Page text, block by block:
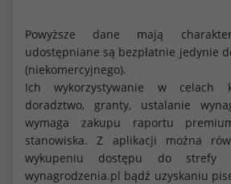
Powyższe dane mają
udostępniane są bezpłatnie jedynie
(niekomercyjnego).
Ich wykorzystywanie w celach
doradztwo, granty, ustalanie
wymaga zakupu raportu
stanowiska. Z aplikacji można
wykupeniu dostępu do strefy
wynagrodzenia.pl bądź uzyskaniu